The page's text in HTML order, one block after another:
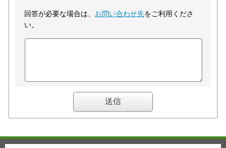
回答が必要な場合は、 お問い合わせ先をご利用くださ
い。